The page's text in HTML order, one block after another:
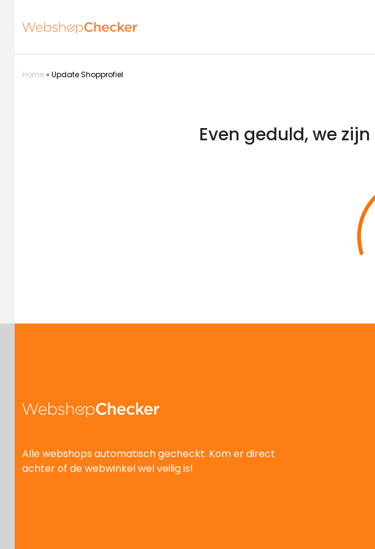
Home» Update Shopprofiel
Even geduld, we zijn
Alle webshops automatisch gecheckt. Kom er direct
achter of de webwinkel wel veilig is!